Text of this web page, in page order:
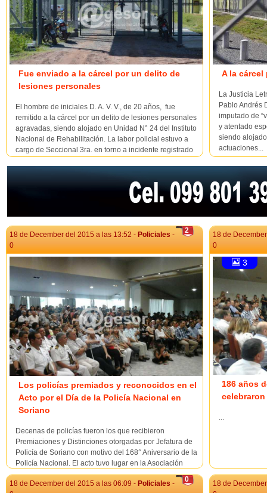
Fue enviado a la cárcel por un delito de
lesiones personales
El hombre de iniciales D. A. V. V., de 20 años, fue
remitido a la cárcel por un delito de lesiones personales
agravadas, siendo alojado en Unidad N° 24 del Instituto
Nacional de Rehabilitación. La labor policial estuvo a
cargo de Seccional 3ra. en torno a incidente registrado
A la
La Justicia
Pablo Andrés
imputado de
y atentado
siendo
actuaciones...
2
18 de December del 2015 a las 13:52 - Policiales -
0
Los policías premiados y reconocidos en el
Acto por el Día de la Policía Nacional en
Soriano
Decenas de policías fueron los que recibieron
Premiaciones y Distinciones otorgadas por Jefatura de
Policía de Soriano con motivo del 168° Aniversario de la
Policía Nacional. El acto tuvo lugar en la Asociación
Agropecuaria de la ciudad de Dolores. Los premiados.
Decenas de polic&iac...
18 de
0
3
186 años
...
0
18 de December del 2015 a las 06:09 - Policiales -
18 de